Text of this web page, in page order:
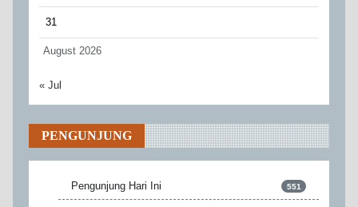
August 2026
31
« Jul
PENGUNJUNG
Pengunjung Hari Ini 551